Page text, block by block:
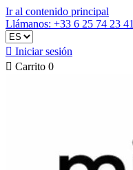
Ir al contenido principal
Llámanos: +33 6 25 74 23 41
 Iniciar sesión
 Carrito 0